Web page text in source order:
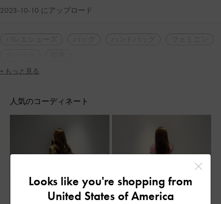
2023-10-10 にアップロード
+ もっと見る
人気のコーディネート
Looks like you're shopping from
United States of America